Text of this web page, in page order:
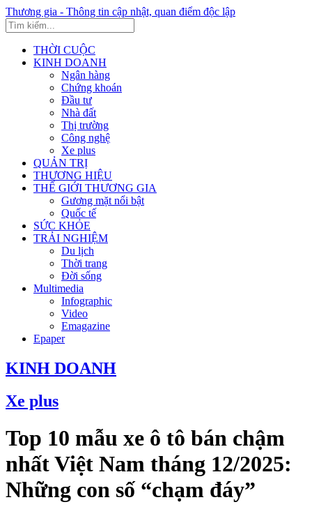
Thương gia - Thông tin cập nhật, quan điểm độc lập
THỜI CUỘC
KINH DOANH
Ngân hàng
Chứng khoán
Đầu tư
Nhà đất
Thị trường
Công nghệ
Xe plus
QUẢN TRỊ
THƯƠNG HIỆU
THẾ GIỚI THƯƠNG GIA
Gương mặt nổi bật
Quốc tế
SỨC KHỎE
TRẢI NGHIỆM
Du lịch
Thời trang
Đời sống
Multimedia
Infographic
Video
Emagazine
Epaper
KINH DOANH
Xe plus
Top 10 mẫu xe ô tô bán chậm
nhất Việt Nam tháng 12/2025:
Những con số “chạm đáy”